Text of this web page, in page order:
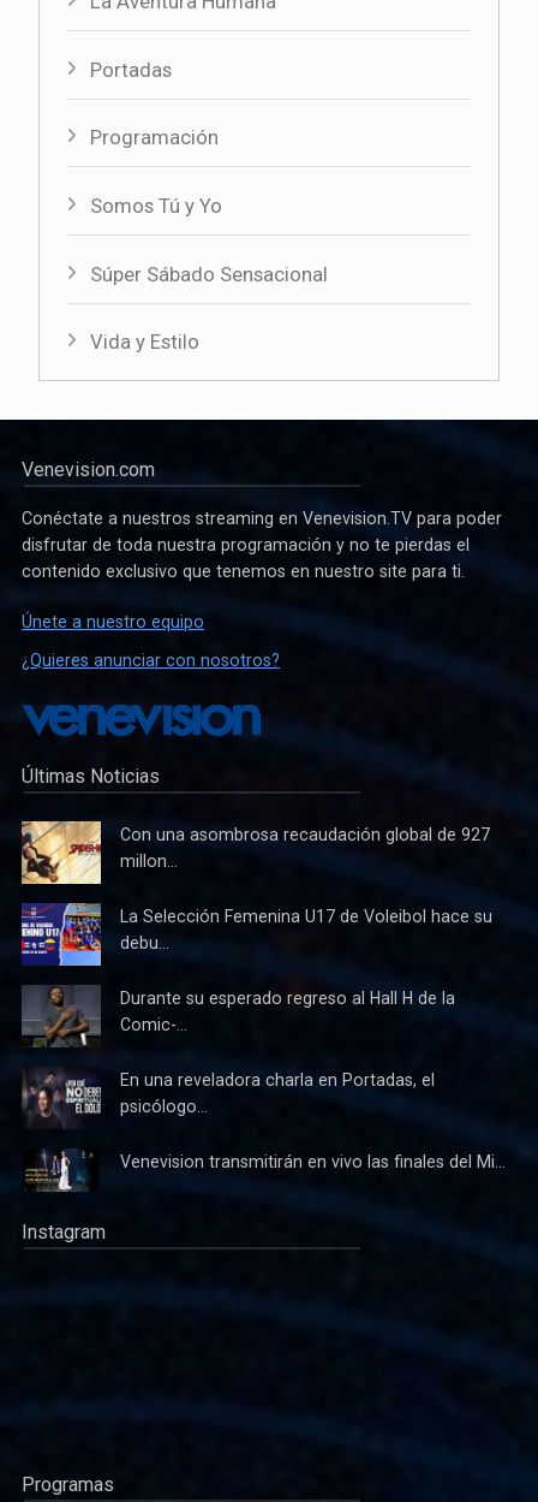
Portadas
Programación
Somos Tú y Yo
Súper Sábado Sensacional
Vida y Estilo
Venevision.com
Conéctate a nuestros streaming en Venevision.TV para poder
disfrutar de toda nuestra programación y no te pierdas el
contenido exclusivo que tenemos en nuestro site para ti.
Únete a nuestro equipo
¿Quieres anunciar con nosotros?
Últimas Noticias
Con una asombrosa recaudación global de 927
millon...
La Selección Femenina U17 de Voleibol hace su
debu...
Durante su esperado regreso al Hall H de la
Comic-...
En una reveladora charla en Portadas, el
psicólogo...
Venevision transmitirán en vivo las finales del Mi...
Instagram
Programas